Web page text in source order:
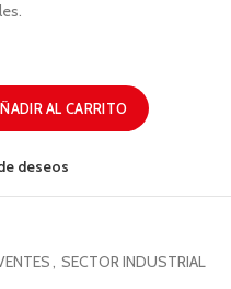
AL CARRITO
deseos
, SECTOR INDUSTRIAL